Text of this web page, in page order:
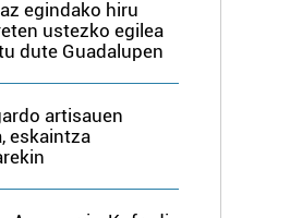
egindako hiru
ustezko egilea
dute Guadalupen
artisauen
eskaintza